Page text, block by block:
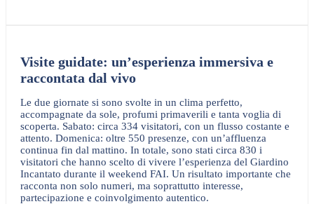
Visite guidate: un’esperienza immersiva e
raccontata dal vivo
Le due giornate si sono svolte in un clima perfetto,
accompagnate da sole, profumi primaverili e tanta voglia di
scoperta. Sabato: circa 334 visitatori, con un flusso costante e
attento. Domenica: oltre 550 presenze, con un’affluenza
continua fin dal mattino. In totale, sono stati circa 830 i
visitatori che hanno scelto di vivere l’esperienza del Giardino
Incantato durante il weekend FAI. Un risultato importante che
racconta non solo numeri, ma soprattutto interesse,
partecipazione e coinvolgimento autentico.